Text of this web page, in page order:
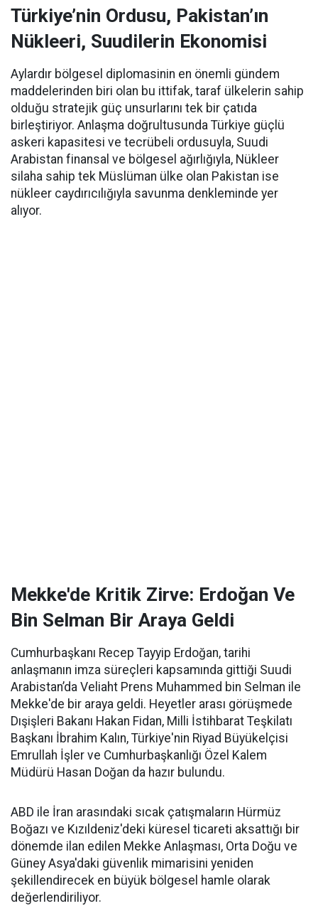
Türkiye’nin Ordusu, Pakistan’ın
Nükleeri, Suudilerin Ekonomisi
Aylardır bölgesel diplomasinin en önemli gündem
maddelerinden biri olan bu ittifak, taraf ülkelerin sahip
olduğu stratejik güç unsurlarını tek bir çatıda
birleştiriyor. Anlaşma doğrultusunda Türkiye güçlü
askeri kapasitesi ve tecrübeli ordusuyla, Suudi
Arabistan finansal ve bölgesel ağırlığıyla, Nükleer
silaha sahip tek Müslüman ülke olan Pakistan ise
nükleer caydırıcılığıyla savunma denkleminde yer
alıyor.
Mekke'de Kritik Zirve: Erdoğan Ve
Bin Selman Bir Araya Geldi
Cumhurbaşkanı Recep Tayyip Erdoğan, tarihi
anlaşmanın imza süreçleri kapsamında gittiği Suudi
Arabistan’da Veliaht Prens Muhammed bin Selman ile
Mekke'de bir araya geldi. Heyetler arası görüşmede
Dışişleri Bakanı Hakan Fidan, Milli İstihbarat Teşkilatı
Başkanı İbrahim Kalın, Türkiye'nin Riyad Büyükelçisi
Emrullah İşler ve Cumhurbaşkanlığı Özel Kalem
Müdürü Hasan Doğan da hazır bulundu.
ABD ile İran arasındaki sıcak çatışmaların Hürmüz
Boğazı ve Kızıldeniz'deki küresel ticareti aksattığı bir
dönemde ilan edilen Mekke Anlaşması, Orta Doğu ve
Güney Asya'daki güvenlik mimarisini yeniden
şekillendirecek en büyük bölgesel hamle olarak
değerlendiriliyor.